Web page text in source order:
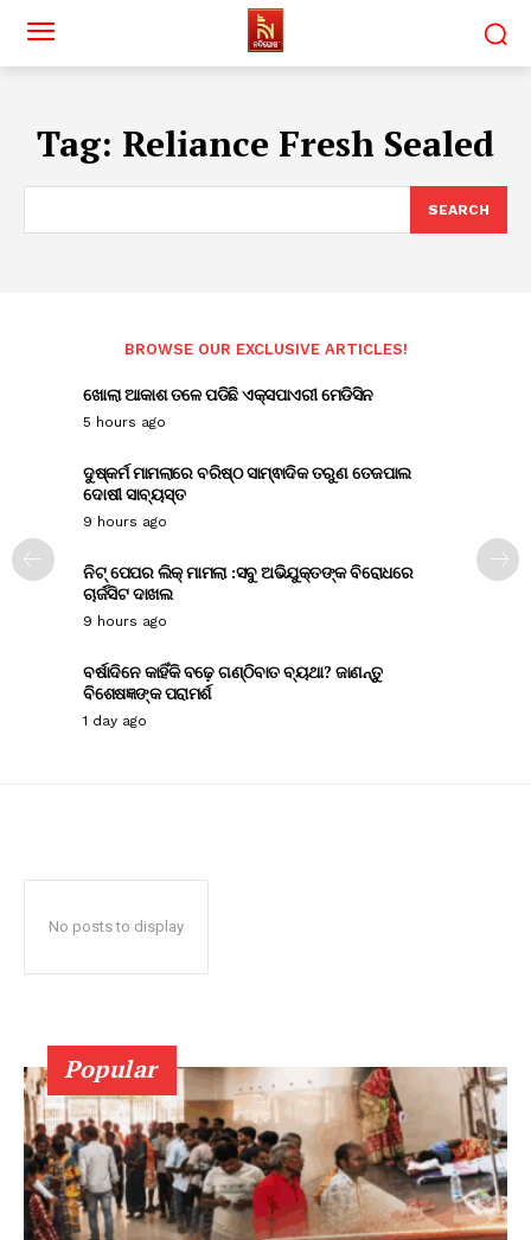
Tag: Reliance Fresh Sealed
SEARCH
BROWSE OUR EXCLUSIVE ARTICLES!
ଖୋଲା ଆକାଶ ତଳେ ପଡିଛି ଏକ୍ସପାଏରୀ ମେଡିସିନ
5 hours ago
ଦୁଷ୍କର୍ମ ମାମଲାରେ ବରିଷ୍ଠ ସାମ୍ଵାଦିକ ତରୁଣ ତେଜପାଲ
ଦୋଷୀ ସାବ୍ୟସ୍ତ
9 hours ago
ନିଟ୍ ପେପର ଲିକ୍ ମାମଲା :ସବୁ ଅଭିଯୁକ୍ତଙ୍କ ବିରୋଧରେ
ଚାର୍ଜସିଟ ଦାଖଲ
9 hours ago
ବର୍ଷାଦିନେ କାହିଁକି ବଢ଼େ ଗଣ୍ଠିବାତ ବ୍ୟଥା? ଜାଣନ୍ତୁ
ବିଶେଷଜ୍ଞଙ୍କ ପରାମର୍ଶ
1 day ago
No posts to display
Popular